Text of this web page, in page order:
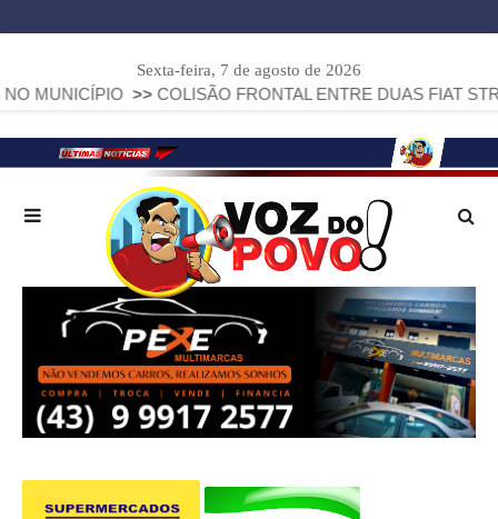
Sexta-feira, 7 de agosto de 2026
>> COLISÃO FRONTAL ENTRE DUAS FIAT STRADA